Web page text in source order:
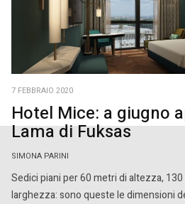
7 FEBBRAIO 2020
Hotel Mice: a giugno
Lama di Fuksas
SIMONA PARINI
Sedici piani per 60 metri di altezza,
larghezza: sono queste le dimensioni